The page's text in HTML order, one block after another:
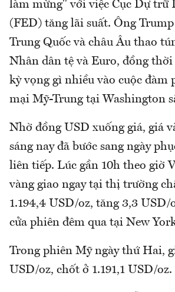
làm mừng" với việc Cục Dự trữ
(FED) tăng lãi suất. Ông
Trung Quốc và châu Âu thao
Nhân dân tệ và Euro, đồng
kỳ vọng gì nhiều vào cuộc đàm
mại Mỹ-Trung tại Washington
Nhờ đồng USD xuống giá, giá
sáng nay đã bước sang ngày
liên tiếp. Lúc gần 10h theo giờ
vàng giao ngay tại thị trường
1.194,4 USD/oz, tăng 3,3 USD/
cửa phiên đêm qua tại New
Trong phiên Mỹ ngày thứ Hai,
USD/oz, chốt ở 1.191,1 USD/oz.